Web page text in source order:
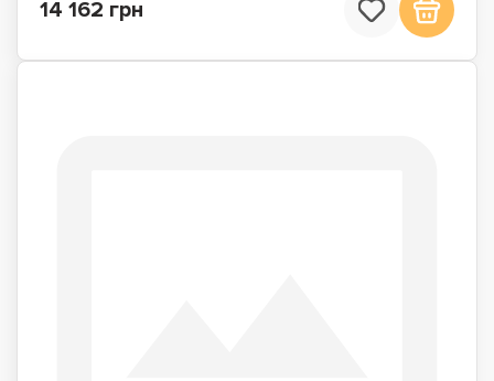
14 162 грн